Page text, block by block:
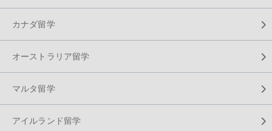
カナダ留学
オーストラリア留学
マルタ留学
アイルランド留学